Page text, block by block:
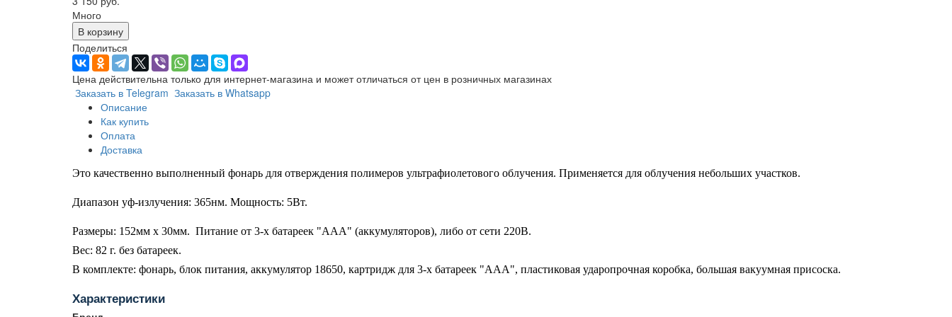
Много
В корзину
Поделиться
Цена действительна только для интернет-магазина и может отличаться от цен в розничных магазинах
Заказать в Telegram Заказать в Whatsapp
Описание
Как купить
Оплата
Доставка
Это качественно выполненный фонарь для отверждения полимеров ультрафиолетового облучения. Применяется для облучения небольших участков.
Диапазон уф-излучения: 365нм. Мощность: 5Вт.
Размеры: 152мм х 30мм. Питание от 3-х батареек "ААА" (аккумуляторов), либо от сети 220В.
Вес: 82 г. без батареек.
В комплекте: фонарь, блок питания, аккумулятор 18650, картридж для 3-х батареек "ААА", пластиковая ударопрочная коробка, большая вакуумная присоска.
Характеристики